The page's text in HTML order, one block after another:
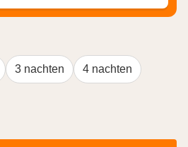
3 nachten 4 nachten